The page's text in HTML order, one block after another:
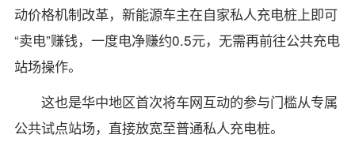
动价格机制改革，新能源车主在自家私人充电桩上即可
“卖电”赚钱，一度电净赚约0.5元，无需再前往公共充电
站场操作。
这也是华中地区首次将车网互动的参与门槛从专属
公共试点站场，直接放宽至普通私人充电桩。